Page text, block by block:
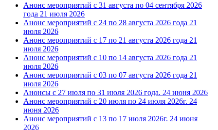
Анонс мероприятий с 31 августа по 04 сентября 2026
года 21 июля 2026
Анонс мероприятий с 24 по 28 августа 2026 года 21
июля 2026
Анонс мероприятий с 17 по 21 августа 2026 года 21
июля 2026
Анонс мероприятий с 10 по 14 августа 2026 года 21
июля 2026
Анонс мероприятий с 03 по 07 августа 2026 года 21
июля 2026
Анонсы с 27 июля по 31 июля 2026 года. 24 июня 2026
Анонс мероприятий с 20 июля по 24 июля 2026г. 24
июня 2026
Анонс мероприятий с 13 по 17 июля 2026г. 24 июня
2026